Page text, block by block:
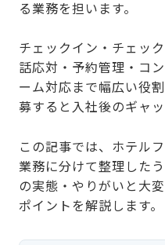
る業務を担います。
チェックイン・チェッ
話応対・予約管理・コ
ーム対応まで幅広い役
募すると入社後のギャ
この記事では、ホテル
業務に分けて整理した
の実態・やりがいと大
ポイントを解説します。